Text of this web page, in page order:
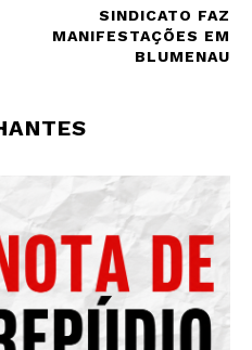
SINDICATO FAZ
MANIFESTAÇÕES EM
BLUMENAU